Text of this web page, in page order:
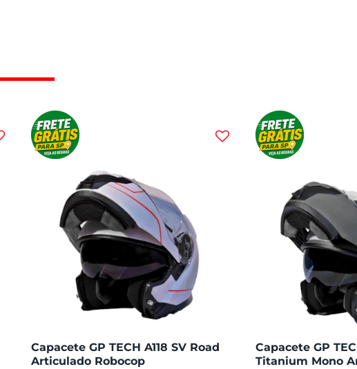
Capacete GP TECH A118 SV Road
Articulado Robocop
Capacete GP
Titanium Mono